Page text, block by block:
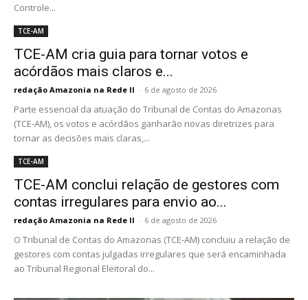
Controle...
TCE-AM
TCE-AM cria guia para tornar votos e
acórdãos mais claros e...
redação Amazonia na Rede II - 6 de agosto de 2026
Parte essencial da atuação do Tribunal de Contas do Amazonas
(TCE-AM), os votos e acórdãos ganharão novas diretrizes para
tornar as decisões mais claras,...
TCE-AM
TCE-AM conclui relação de gestores com
contas irregulares para envio ao...
redação Amazonia na Rede II - 6 de agosto de 2026
O Tribunal de Contas do Amazonas (TCE-AM) concluiu a relação de
gestores com contas julgadas irregulares que será encaminhada
ao Tribunal Regional Eleitoral do...